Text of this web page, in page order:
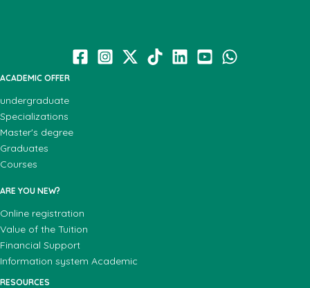
ACADEMIC OFFER
undergraduate
Specializations
Master's degree
Graduates
Courses
ARE YOU NEW?
Online registration
Value of the Tuition
Financial Support
Information system Academic
RESOURCES